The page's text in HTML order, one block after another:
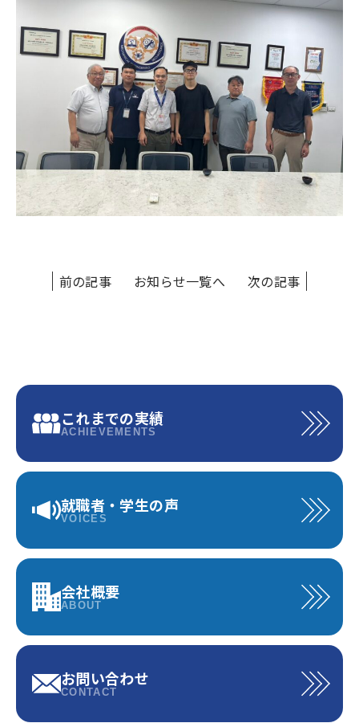
前の記事 お知らせ一覧へ 次の記事
これまでの実績
ACHIEVEMENTS
就職者・学生の声
VOICES
会社概要
ABOUT
お問い合わせ
CONTACT